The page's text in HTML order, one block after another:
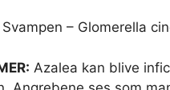
Svampen – Glomerella
Azalea kan blive